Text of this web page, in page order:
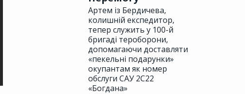
Артем із Бердичева,
колишній експедитор,
тепер служить у 100-й
бригаді тероборони,
допомагаючи доставляти
«пекельні подарунки»
окупантам як номер
обслуги САУ 2С22
«Богдана»